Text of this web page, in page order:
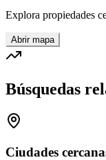
Explora propiedades
Abrir mapa
Búsquedas
Ciudades